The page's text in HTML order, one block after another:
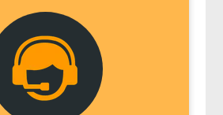
Pollo y Leche
Appetite Control
Digestive